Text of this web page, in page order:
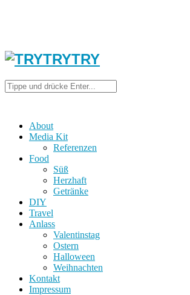
About
Media Kit
Referenzen
Food
Süß
Herzhaft
Getränke
DIY
Travel
Anlass
Valentinstag
Ostern
Halloween
Weihnachten
Kontakt
Impressum